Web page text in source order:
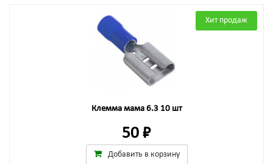
Хит продаж
Клемма мама 6.3 10 шт
50 ₽
Добавить в корзину